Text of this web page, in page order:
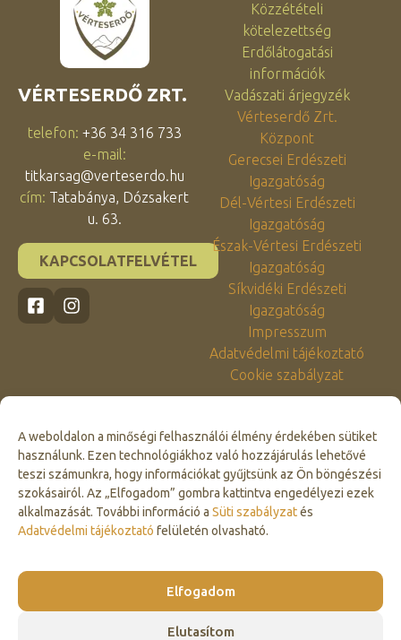
A weboldalon a minőségi felhasználói élmény érdekében sütiket
használunk. Ezen technológiákhoz való hozzájárulás lehetővé
teszi számunkra, hogy információkat gyűjtsünk az Ön böngészési
szokásairól. Az „Elfogadom” gombra kattintva engedélyezi ezek
alkalmazását. További információ a Süti szabályzatés
Adatvédelmi tájékoztató felületén olvasható.
Elfogadom
Elutasítom
Click to accept marketing cookies and
VÉRTESERDŐ ZRT.
telefon: +36 34 316 733
e-mail:
titkarsag@verteserdo.hu
cím: Tatabánya, Dózsakert
u. 63.
KAPCSOLATFELVÉTEL
Közzétételi
kötelezettség
Erdőlátogatási
információk
Vadászati árjegyzék
Vérteserdő Zrt.
Központ
Gerecsei Erdészeti
Igazgatóság
Dél-Vértesi Erdészeti
Igazgatóság
Észak-Vértesi Erdészeti
Igazgatóság
Síkvidéki Erdészeti
Igazgatóság
Impresszum
Adatvédelmi tájékoztató
Cookie szabályzat